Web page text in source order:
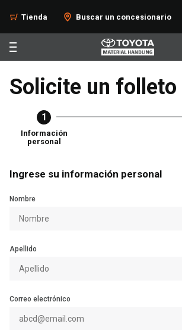
Tienda Buscar un concesionario
Solicite un folleto
1
Información
personal
Ingrese su información personal
Nombre
Apellido
Correo electrónico